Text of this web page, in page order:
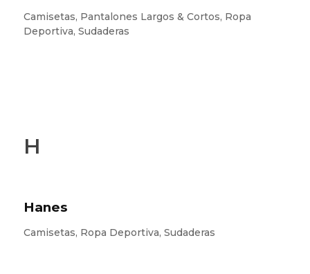
Camisetas, Pantalones Largos & Cortos, Ropa
Deportiva, Sudaderas
H
Hanes
Camisetas, Ropa Deportiva, Sudaderas